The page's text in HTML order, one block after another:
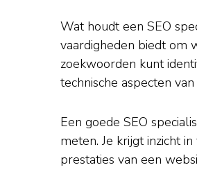
Wat houdt een SEO
vaardigheden biedt om
zoekwoorden kunt
technische aspecten
Een goede SEO
meten. Je krijgt inzicht
prestaties van een